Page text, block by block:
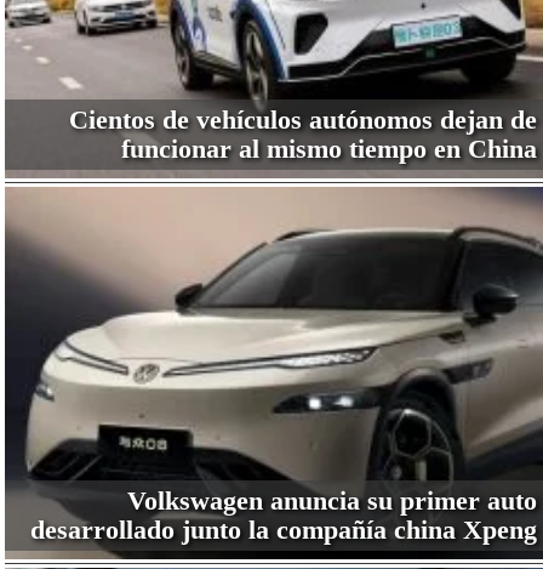
Cientos de vehículos autónomos dejan de
funcionar al mismo tiempo en China
Volkswagen anuncia su primer auto
desarrollado junto la compañía china Xpeng